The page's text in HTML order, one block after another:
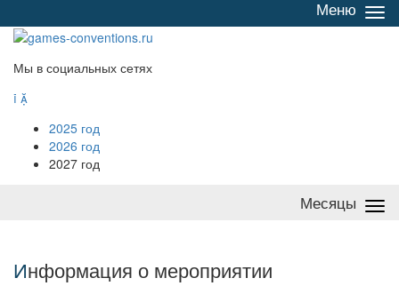
/
Меню
Мы в социальных сетях
 
2025 год
2026 год
2027 год
Месяцы
Информация о мероприятии